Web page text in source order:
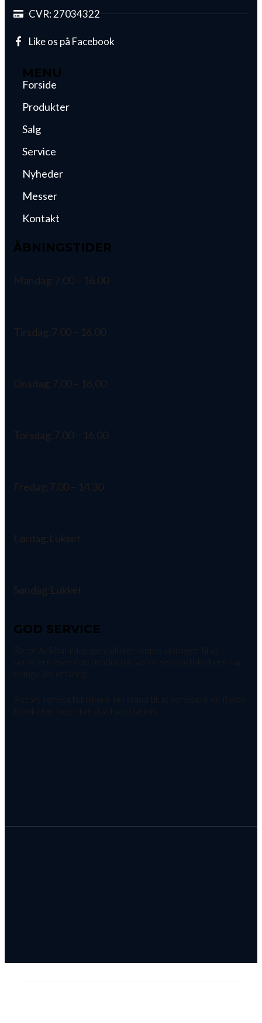
CVR: 27034322
Like os på Facebook
MENU
Forside
Produkter
Salg
Service
Nyheder
Messer
Kontakt
ÅBNINGSTIDER
Mandag:7.00 – 16.00
Tirsdag:7.00 – 16.00
Onsdag:7.00 – 16.00
Torsdag:7.00 – 16.00
Fredag:7.00 – 14.30
Lørdag:Lukket
Søndag:Lukket
GOD SERVICE
Rotor A/S har i dag specialister i vores løsninger til at
mange års erfaring.